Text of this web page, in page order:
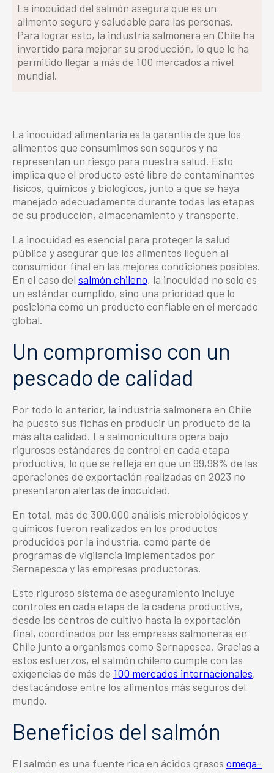
La inocuidad del salmón asegura que es un
alimento seguro y saludable para las personas.
Para lograr esto, la industria salmonera en Chile ha
invertido para mejorar su producción, lo que le ha
permitido llegar a más de 100 mercados a nivel
mundial.
La inocuidad alimentaria es la garantía de que los
alimentos que consumimos son seguros y no
representan un riesgo para nuestra salud. Esto
implica que el producto esté libre de contaminantes
físicos, químicos y biológicos, junto a que se haya
manejado adecuadamente durante todas las etapas
de su producción, almacenamiento y transporte.
La inocuidad es esencial para proteger la salud
pública y asegurar que los alimentos lleguen al
consumidor final en las mejores condiciones posibles.
En el caso del salmón chileno, la inocuidad no solo es
un estándar cumplido, sino una prioridad que lo
posiciona como un producto confiable en el mercado
global.
Un compromiso con un
pescado de calidad
Por todo lo anterior, la industria salmonera en Chile
ha puesto sus fichas en producir un producto de la
más alta calidad. La salmonicultura opera bajo
rigurosos estándares de control en cada etapa
productiva, lo que se refleja en que un 99,98% de las
operaciones de exportación realizadas en 2023 no
presentaron alertas de inocuidad.
En total, más de 300.000 análisis microbiológicos y
químicos fueron realizados en los productos
producidos por la industria, como parte de
programas de vigilancia implementados por
Sernapesca y las empresas productoras.
Este riguroso sistema de aseguramiento incluye
controles en cada etapa de la cadena productiva,
desde los centros de cultivo hasta la exportación
final, coordinados por las empresas salmoneras en
Chile junto a organismos como Sernapesca. Gracias a
estos esfuerzos, el salmón chileno cumple con las
exigencias de más de 100 mercados internacionales,
destacándose entre los alimentos más seguros del
mundo.
Beneficios del salmón
El salmón es una fuente rica en ácidos grasos omega-